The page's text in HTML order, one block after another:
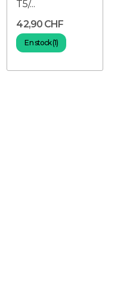
T5/...
42,90 CHF
En stock (1)